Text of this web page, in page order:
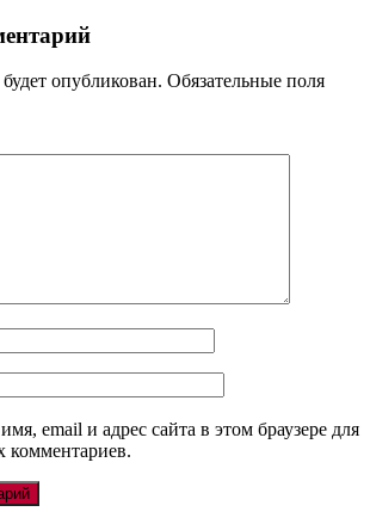
опубликован. Обязательные поля
email и адрес сайта в этом браузере для